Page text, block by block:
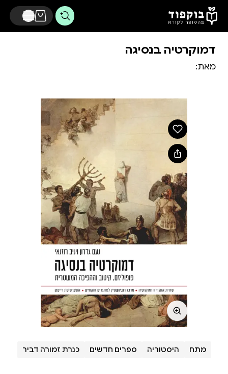
דלג לתוכן הראשי
דמוקרטיה בנסיגה
מאת:
מתח היסטוריה ספרים חדשים כנרת זמורה דביר